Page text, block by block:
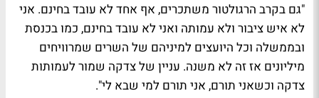
"גם בקרב הרגולטור משתכרים, אף אחד לא עובד בחינם. אני
לא איש ציבור ולא עמותה ואני לא עובד בחינם, כמו בכנסת
ובממשלה וכל היועצים למיניהם של השרים שמרוויחים
מיליונים אז זה לא משנה. עניין של צדקה שמור לעמותות
צדקה וכשאני תורם, אני תורם למי שבא לי".